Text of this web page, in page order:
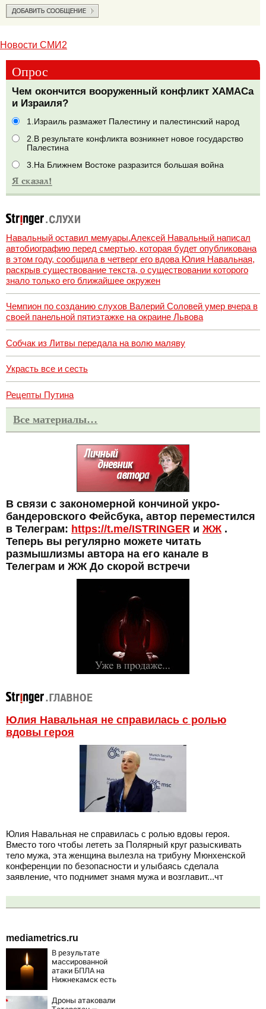
Новости СМИ2
Опрос
Чем окончится вооруженный конфликт ХАМАСа
и Израиля?
1.Израиль размажет Палестину и палестинский народ
2.В результате конфликта возникнет новое государство
Палестина
3.На Ближнем Востоке разразится большая война
Навальный оставил мемуары.Алексей Навальный написал
автобиографию перед смертью, которая будет опубликована
в этом году, сообщила в четверг его вдова Юлия Навальная,
раскрыв существование текста, о существовании которого
знало только его ближайшее окружен
Чемпион по созданию слухов Валерий Соловей умер вчера в
своей панельной пятиэтажке на окраине Львова
Собчак из Литвы передала на волю маляву
Украсть все и сесть
Рецепты Путина
Все материалы…
В связи с закономерной кончиной укро-
бандеровского Фейсбука, автор переместился
в Телеграм: https://t.me/ISTRINGER и ЖЖ .
Теперь вы регулярно можете читать
размышлизмы автора на его канале в
Телеграм и ЖЖ До скорой встречи
Юлия Навальная не справилась с ролью
вдовы героя
Юлия Навальная не справилась с ролью вдовы героя.
Вместо того чтобы лететь за Полярный круг разыскивать
тело мужа, эта женщина вылезла на трибуну Мюнхенской
конференции по безопасности и улыбаясь сделала
заявление, что поднимет знамя мужа и возглавит...чт
mediametrics.ru
В результате
массированной
атаки БПЛА на
Нижнекамск есть
Дроны атаковали